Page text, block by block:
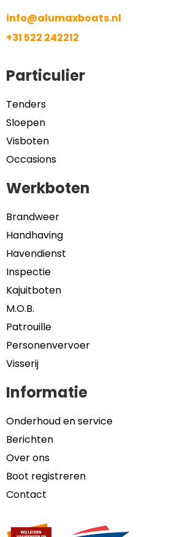
info@alumaxboats.nl
+31 522 242212
Particulier
Tenders
Sloepen
Visboten
Occasions
Werkboten
Brandweer
Handhaving
Havendienst
Inspectie
Kajuitboten
M.O.B.
Patrouille
Personenvervoer
Visserij
Informatie
Onderhoud en service
Berichten
Over ons
Boot registreren
Contact